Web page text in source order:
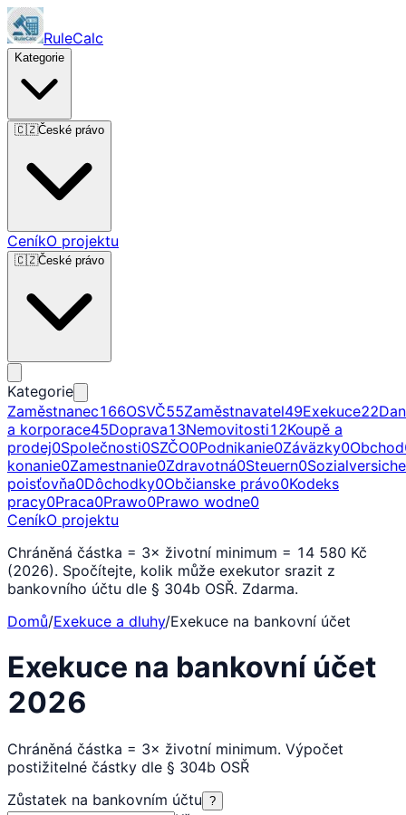
RuleCalc
Kategorie
🇨🇿České právo
CeníkO projektu
🇨🇿České právo
Kategorie
Zaměstnanec166OSVČ55Zaměstnavatel49Exekuce22
a korporace45Doprava13Nemovitosti12Koupě a
prodej0Společnosti0SZČO0Podnikanie0Záväzky0Obchod
konanie0Zamestnanie0Zdravotná0Steuern0
poisťovňa0Dôchodky0Občianske právo0Kodeks
pracy0Praca0Prawo0Prawo wodne0
CeníkO projektu
Chráněná částka = 3× životní minimum = 14 580 Kč
(2026). Spočítejte, kolik může exekutor srazit z
bankovního účtu dle § 304b OSŘ. Zdarma.
Domů/Exekuce a dluhy/Exekuce na bankovní účet
Exekuce na bankovní účet
2026
Chráněná částka = 3× životní minimum. Výpočet
postižitelné částky dle § 304b OSŘ
Zůstatek na bankovním účtu ?